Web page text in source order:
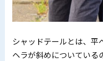
シャッドテールとは、平
ヘラが斜めについている